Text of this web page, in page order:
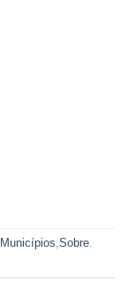
Municípios,Sobre.